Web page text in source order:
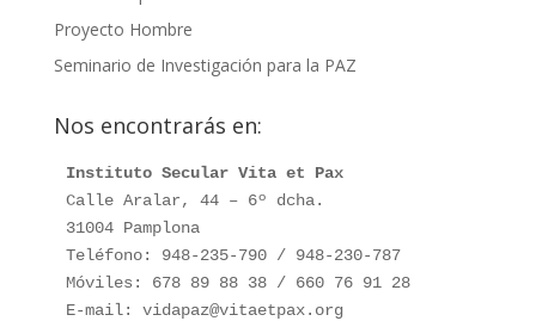
Proyecto Hombre
Seminario de Investigación para la PAZ
Nos encontrarás en:
Instituto Secular Vita et Pax
Calle Aralar, 44 – 6º dcha.
31004 Pamplona
Teléfono: 948-235-790 / 948-230-787
Móviles: 678 89 88 38 / 660 76 91 28
E-mail: vidapaz@vitaetpax.org